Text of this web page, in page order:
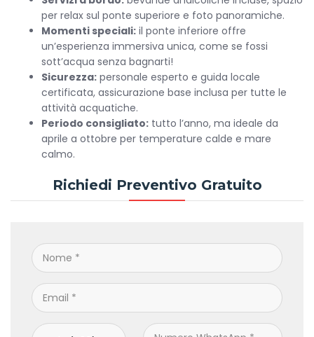
per relax sul ponte superiore e foto panoramiche.
Momenti speciali: il ponte inferiore offre
un’esperienza immersiva unica, come se fossi
sott’acqua senza bagnarti!
Sicurezza: personale esperto e guida locale
certificata, assicurazione base inclusa per tutte le
attività acquatiche.
Periodo consigliato: tutto l’anno, ma ideale da
aprile a ottobre per temperature calde e mare
calmo.
Richiedi Preventivo Gratuito